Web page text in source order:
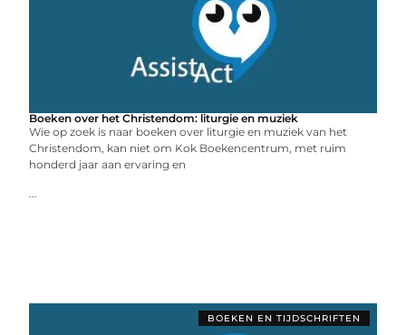
Boeken over het Christendom: liturgie en muziek
Wie op zoek is naar boeken over liturgie en muziek van het
Christendom, kan niet om Kok Boekencentrum, met ruim
honderd jaar aan ervaring en
...
BOEKEN EN TIJDSCHRIFTEN